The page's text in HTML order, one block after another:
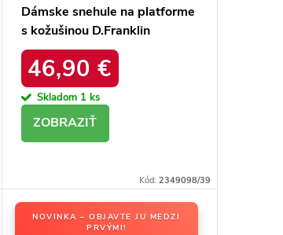
Dámske snehule na platforme
s kožušinou D.Franklin
DFSH37005 Čierne
46,90 €
Skladom 1 ks
Kód: 2349098/39
NOVINKA – OBJAVTE JU MEDZI
PRVÝMI!